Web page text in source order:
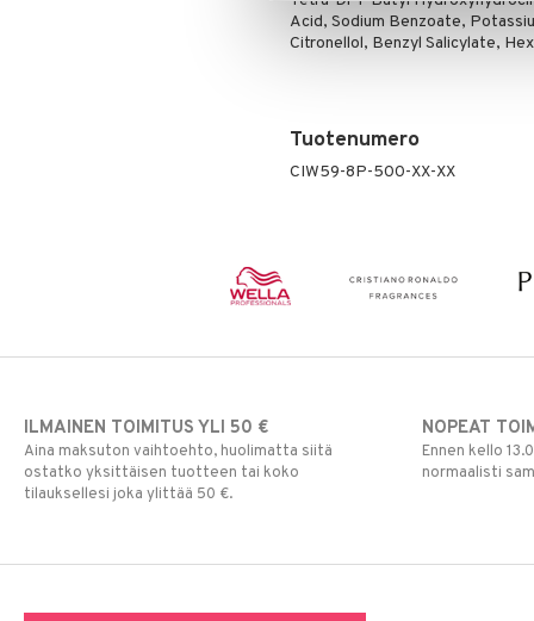
Acid, Sodium Benzoate,
Citronellol, Benzyl Salicylate,
Tuotenumero
CIW59-8P-500-XX-XX
ILMAINEN TOIMITUS YLI 50 €
Aina maksuton vaihtoehto, huolimatta siitä
ostatko yksittäisen tuotteen tai koko
tilauksellesi joka ylittää 50 €.
NOPEAT
Ennen kello
normaalisti